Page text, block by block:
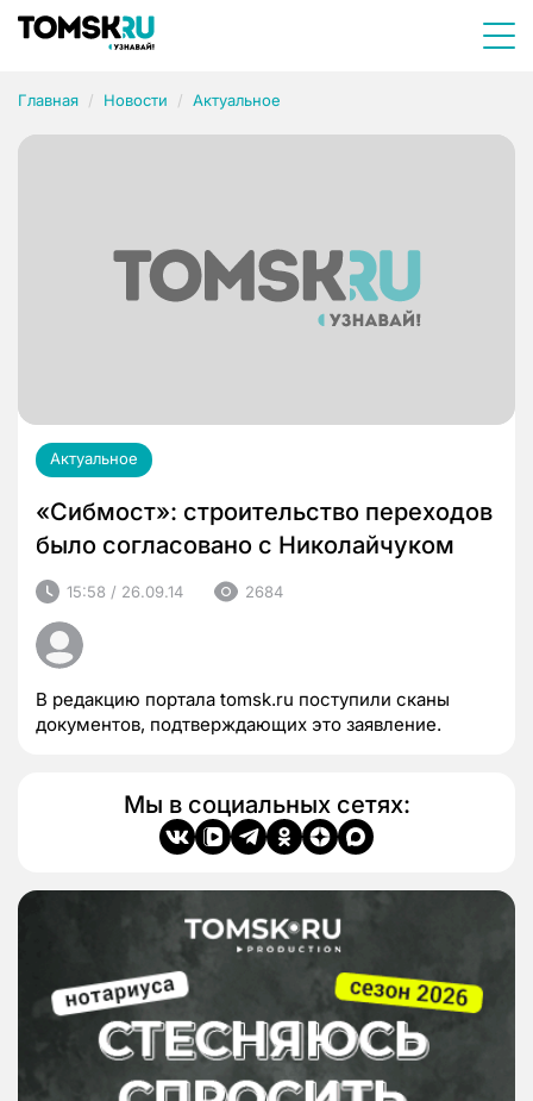
Главная Новости Актуальное
Актуальное
«Сибмост»: строительство переходов
было согласовано с Николайчуком
15:58 / 26.09.14 2684
В редакцию портала tomsk.ru поступили сканы
документов, подтверждающих это заявление.
Мы в социальных сетях: